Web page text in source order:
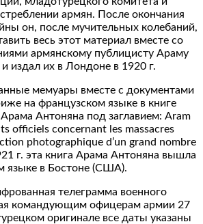
армян. После окончания
он, после мучительных колебаний,
весь этот материал вместе со
армянскому публицисту Араму
издал их в Лондоне в 1920 г.
мемуары вместе с документами
на французском языке в книге
Антоняна под заглавием: Aram
officiels concernant les massacres
photographique d’un grand nombre
г. эта книга Арама Антоняна вышла
языке в Бостоне (США).
телеграмма военного
командующим офицерам армии 27
оригинале все даты указаны